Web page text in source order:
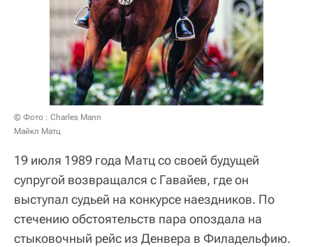
© Фото : Charles Mann
Майкл Матц
19 июля 1989 года Матц со своей будущей
супругой возвращался с Гавайев, где он
выступал судьей на конкурсе наездников. По
стечению обстоятельств пара опоздала на
стыковочный рейс из Денвера в Филадельфию.